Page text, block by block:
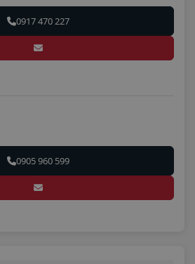
0917 470 227
0905 960 599